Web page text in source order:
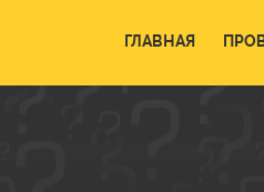
ГЛАВНАЯ